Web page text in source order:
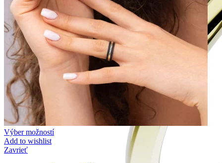
Výber možností
Add to wishlist
Zavrieť